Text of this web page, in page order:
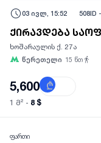
03 ივლ, 15:52 508ID -
ქირავდება
ხოშარაულის ქ. 27ა
წერეთელი 15 წთ
5,600 ₾
1 მ² - 8 $
ფართი